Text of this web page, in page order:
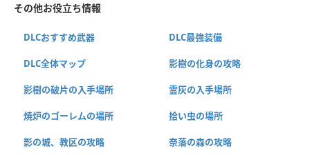
その他お役立ち情報
DLCおすすめ武器 DLC最強装備
DLC全体マップ 影樹の化身の攻略
影樹の破片の入手場所 霊灰の入手場所
焼炉のゴーレムの場所 拾い虫の場所
影の城、教区の攻略 奈落の森の攻略